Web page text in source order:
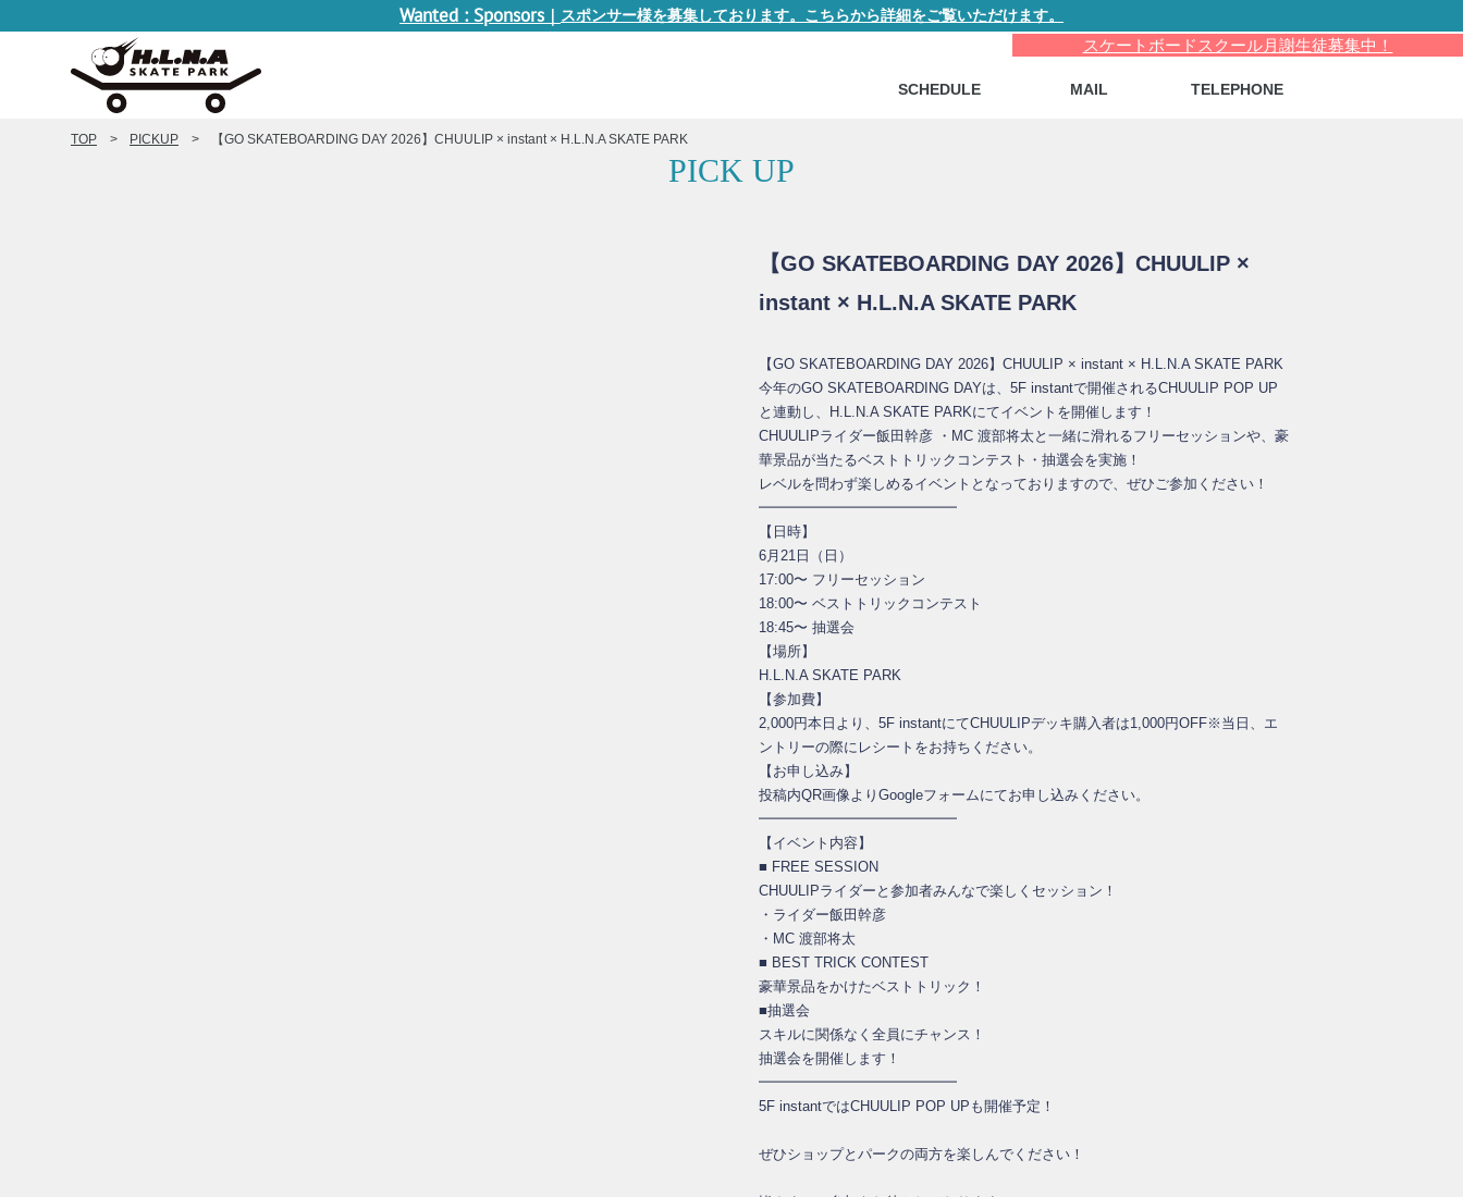
Wanted : Sponsors ｜ スポンサー様を募集しております。こちらから詳細をご覧いただけます。
スケートボードスクール月謝生徒募集中！
SCHEDULE MAIL TELEPHONE
TOP PICKUP 【GO SKATEBOARDING DAY 2026】CHUULIP × instant × H.L.N.A SKATE PARK
PICK UP
【GO SKATEBOARDING DAY 2026】CHUULIP ×
instant × H.L.N.A SKATE PARK
【GO SKATEBOARDING DAY 2026】CHUULIP × instant × H.L.N.A SKATE PARK
今年のGO SKATEBOARDING DAYは、5F instantで開催されるCHUULIP POP UP
と連動し、H.L.N.A SKATE PARKにてイベントを開催します！
CHUULIPライダー飯田幹彦 ・MC 渡部将太と一緒に滑れるフリーセッションや、豪
華景品が当たるベストトリックコンテスト・抽選会を実施！
レベルを問わず楽しめるイベントとなっておりますので、ぜひご参加ください！
━━━━━━━━━━━━━━
【日時】
6月21日（日）
17:00〜 フリーセッション
18:00〜 ベストトリックコンテスト
18:45〜 抽選会
【場所】
H.L.N.A SKATE PARK
【参加費】
2,000円本日より、5F instantにてCHUULIPデッキ購入者は1,000円OFF※当日、エ
ントリーの際にレシートをお持ちください。
【お申し込み】
投稿内QR画像よりGoogleフォームにてお申し込みください。
━━━━━━━━━━━━━━
【イベント内容】
■ FREE SESSION
CHUULIPライダーと参加者みんなで楽しくセッション！
・ライダー飯田幹彦
・MC 渡部将太
■ BEST TRICK CONTEST
豪華景品をかけたベストトリック！
■抽選会
スキルに関係なく全員にチャンス！
抽選会を開催します！
━━━━━━━━━━━━━━
5F instantではCHUULIP POP UPも開催予定！
ぜひショップとパークの両方を楽しんでください！